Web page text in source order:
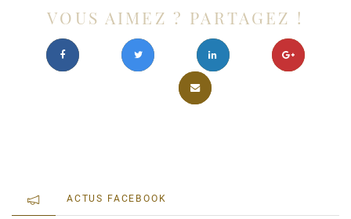
VOUS AIMEZ ? PARTAGEZ !
ACTUS FACEBOOK